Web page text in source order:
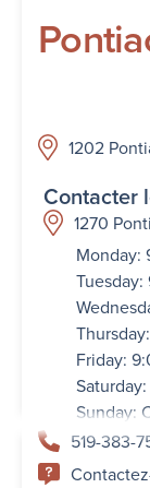
1202
Contacter
1270
Monday:
Tuesday:
Friday:
Sunday:
519-383-